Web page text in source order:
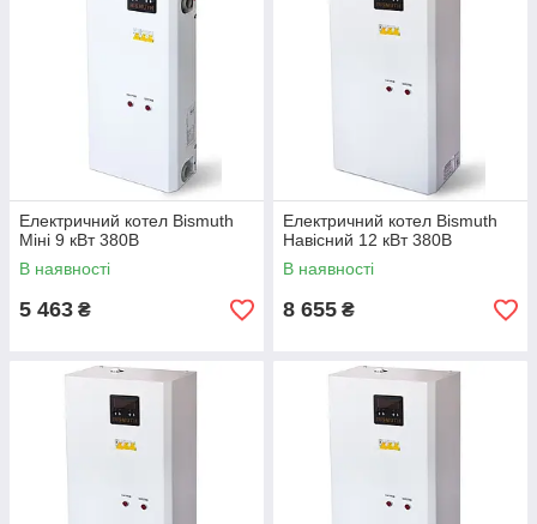
Електричний котел Bismuth
Міні 9 кВт 380В
В наявності
5 463 ₴
Електричний котел Bismuth
Навісний 12 кВт 380В
В наявності
8 655 ₴